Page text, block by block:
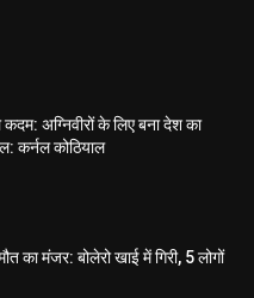
कदम: अग्निवीरों के लिए बना देश का
कर्नल कोठियाल
का मंजर: बोलेरो खाई में गिरी, 5 लोगों